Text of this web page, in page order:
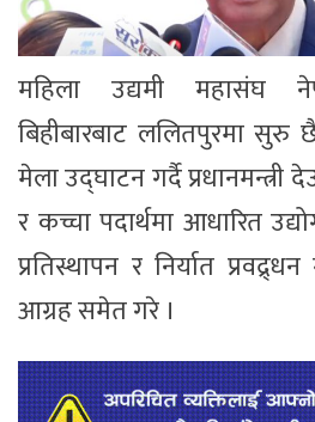
महिला उद्यमी महासंघ
बिहीबारबाट ललितपुरमा सुरु
मेला उद्घाटन गर्दै प्रधानमन्त्री
र कच्चा पदार्थमा आधारित
प्रतिस्थापन र निर्यात
आग्रह समेत गरे ।